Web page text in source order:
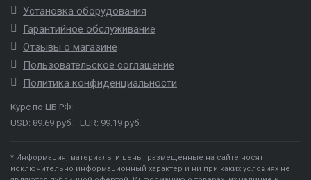
Установка оборудования
Гарантийное обслуживание
Отзывы о магазине
Пользовательское соглашение
Политика конфиденциальности
Курс по ЦБ РФ:
USD: 89.69 руб.
EUR: 99.19 руб.
* Информация, материалы и цены, размещенные на сайте носят
исключительно информационный характер и ни при каких условиях не